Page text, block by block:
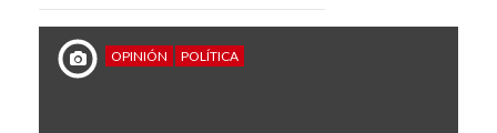
OPINIÓN POLÍTICA